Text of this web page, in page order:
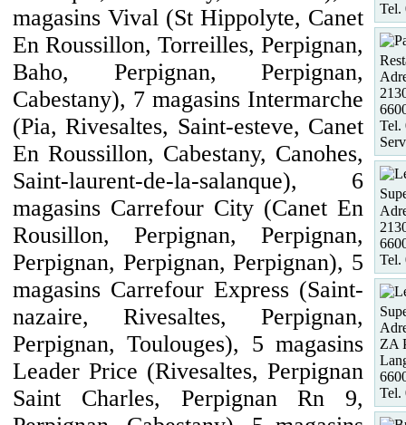
magasins Vival (St Hippolyte, Canet
En Roussillon, Torreilles, Perpignan,
Baho, Perpignan, Perpignan,
Cabestany), 7 magasins Intermarche
(Pia, Rivesaltes, Saint-esteve, Canet
En Roussillon, Cabestany, Canohes,
Saint-laurent-de-la-salanque), 6
magasins Carrefour City (Canet En
Rousillon, Perpignan, Perpignan,
Perpignan, Perpignan, Perpignan), 5
magasins Carrefour Express (Saint-
nazaire, Rivesaltes, Perpignan,
Perpignan, Toulouges), 5 magasins
Leader Price (Rivesaltes, Perpignan
Saint Charles, Perpignan Rn 9,
Tel.
Tel.
Tel.
ZA
Tel.